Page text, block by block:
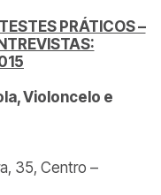
PRÁTICOS –
Violoncelo e
35, Centro –